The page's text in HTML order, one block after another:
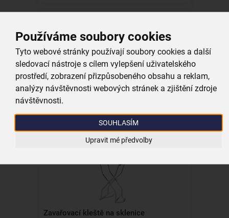
Používáme soubory cookies
Tyto webové stránky používají soubory cookies a další
sledovací nástroje s cílem vylepšení uživatelského
prostředí, zobrazení přizpůsobeného obsahu a reklam,
analýzy návštěvnosti webových stránek a zjištění zdroje
návštěvnosti.
SOUHLASÍM
Upravit mé předvolby
Zavařovací sklenice s víčkem 0,245 l
skladem
Vložit do košíku
Zavařovací kleště na sklenice